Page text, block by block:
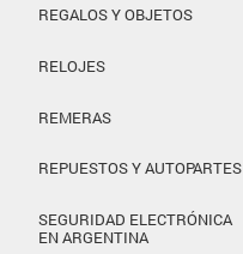
REGALOS Y OBJETOS
RELOJES
REMERAS
REPUESTOS Y AUTOPARTES
SEGURIDAD ELECTRÓNICA
EN ARGENTINA